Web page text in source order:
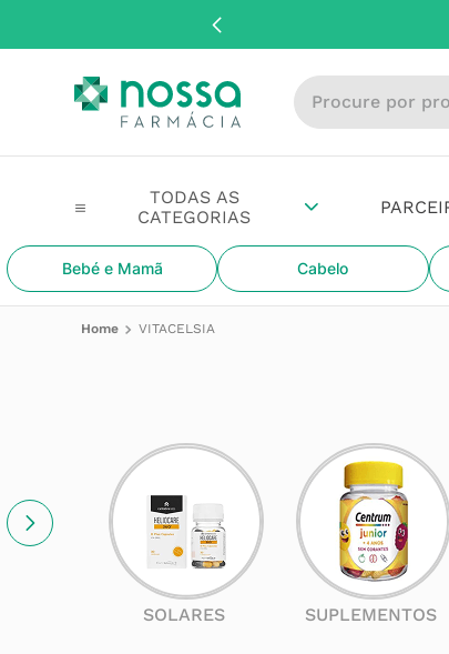
Procure por
Bebé e Mamã Cabelo
VITACELSIA
SOLARES SUPLEMENTOS